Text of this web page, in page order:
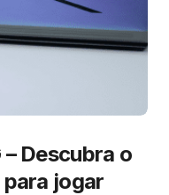
– Descubra o
jogar